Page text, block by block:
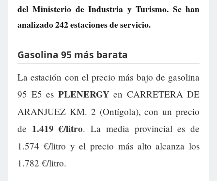
del Ministerio de Industria y Turismo. Se han
analizado 242 estaciones de servicio.
Gasolina 95 más barata
La estación con el precio más bajo de gasolina
95 E5 es PLENERGYen CARRETERA DE
ARANJUEZ KM. 2 (Ontígola), con un precio
de 1.419 €/litro. La media provincial es de
1.574 €/litro y el precio más alto alcanza los
1.782 €/litro.